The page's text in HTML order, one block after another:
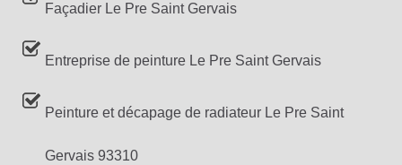
Façadier Le Pre Saint Gervais
Entreprise de peinture Le Pre Saint Gervais
Peinture et décapage de radiateur Le Pre Saint
Gervais 93310